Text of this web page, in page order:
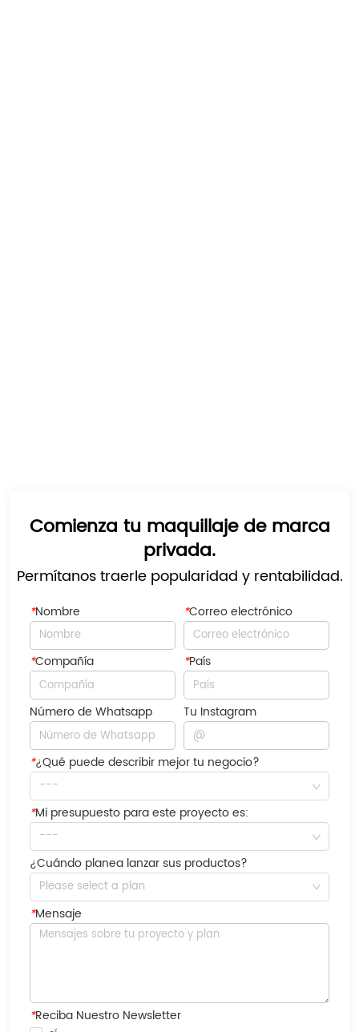
Comienza tu maquillaje de marca
privada.
Permítanos traerle popularidad y rentabilidad.
*Nombre *Correo electrónico
*Compañía *País
Número de Whatsapp Tu Instagram
*¿Qué puede describir mejor tu negocio?
---
*Mi presupuesto para este proyecto es:
---
¿Cuándo planea lanzar sus productos?
Please select a plan
*Mensaje
*Reciba Nuestro Newsletter